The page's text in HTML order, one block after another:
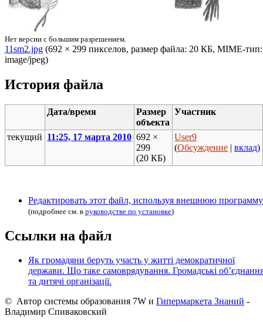
Нет версии с большим разрешением.
11sm2.jpg ‎ (692 × 299 пикселов, размер файла: 20 КБ, MIME-тип:
image/jpeg)
История файла
Дата/время
Размер
объекта
Участник
текущий 11:25, 17 марта 2010 692 ×
299
(20 КБ)
User9
(Обсуждение |вклад)
Редактировать этот файл, используя внешнюю программу
(подробнее см. в руководстве по установке)
Ссылки на файл
Як громадяни беруть участь у житті демократичної
держави. Що таке самоврядування. Громадські
та дитячі організації.
© Автор системы образования 7W и Гипермаркета Знаний -
Владимир Спиваковский